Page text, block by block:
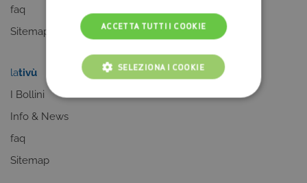
faq
Sitemap
lativù
I Bollini
Info & News
faq
Sitemap
mytivù
ACCETTA TUTTI I COOKIE
SELEZIONA I COOKIE